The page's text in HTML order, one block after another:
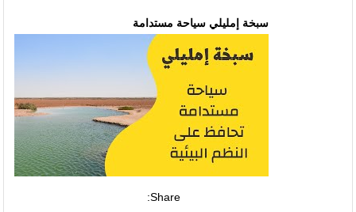
سبخة إمليلي سياحة مستدامة
Share: